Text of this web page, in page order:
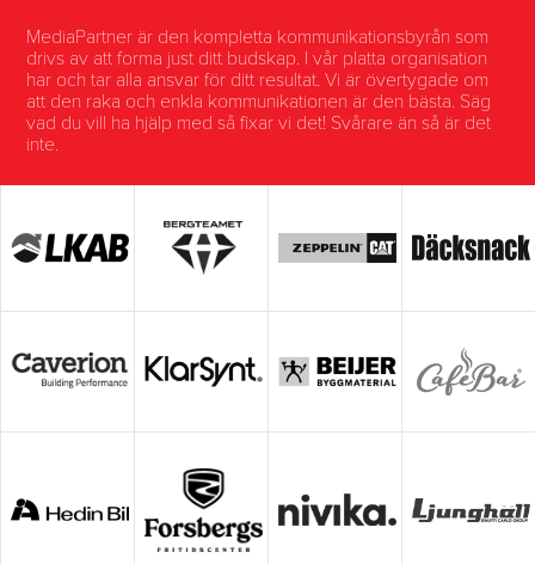
MediaPartner är den kompletta kommunikationsbyrån som
drivs av att forma just ditt budskap. I vår platta organisation
har och tar alla ansvar för ditt resultat. Vi är övertygade om
att den raka och enkla kommunikationen är den bästa. Säg
vad du vill ha hjälp med så fixar vi det! Svårare än så är det
inte.